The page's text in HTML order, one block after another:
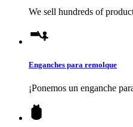
We sell hundreds of
Enganches para remolque
¡Ponemos un enganche